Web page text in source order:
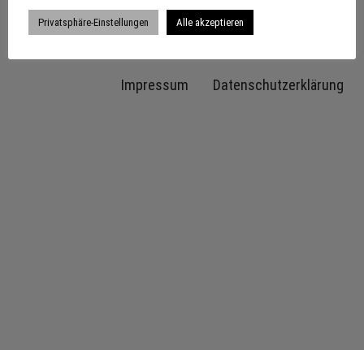
Impressum Datenschutzerklärung
Privatsphäre-Einstellungen Alle akzeptieren